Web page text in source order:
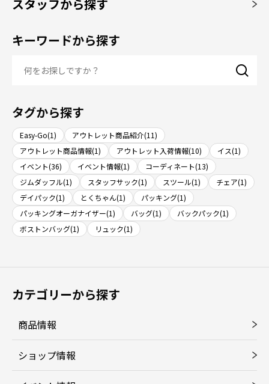
スタッフから探す
キーワードから探す
タグから探す
Easy-Go(1)
アウトレット商品紹介(11)
アウトレット商品情報(1)
アウトレット入荷情報(10)
イス(1)
イベント(36)
イベント情報(1)
コーディネート(13)
ジムダッフル(1)
スタッフサック(1) スツール(1)
チェア(1)
デイパック(1)
とくちゃん(1)
パッキング(1)
パッキングオーガナイザー(1)
バッグ(1)
バックパック(1)
ボストンバッグ(1)
リュック(1)
カテゴリーから探す
商品情報
ショップ情報